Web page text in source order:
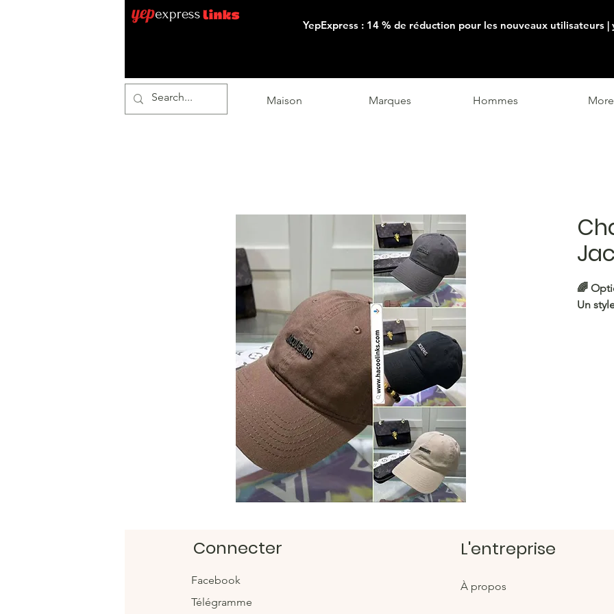
YepExpress : 14 % de réduction pour les nouveaux utilisateurs |
Maison Marques Hommes More
🌈
Un
Connecter
Facebook
Télégramme
L'entreprise
À propos